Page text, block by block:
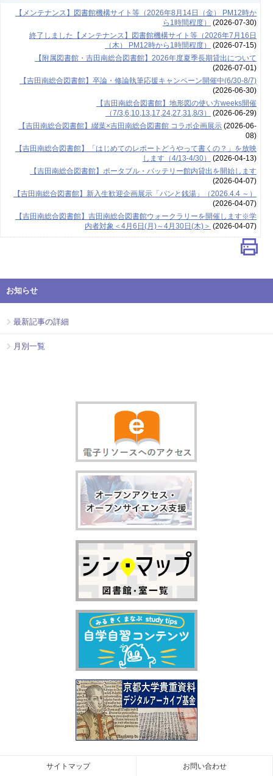
【メンテナンス】図書館機構サイト等（2026年8月14日（金） PM12時か
ら1時間程度）
(2026-07-30)
終了しました【メンテナンス】図書館機構サイト等（2026年7月16日
（木） PM12時から1時間程度）
(2026-07-15)
【附属図書館・吉田南総合図書館】2026年度夏季長期貸出について
(2026-07-01)
【吉田南総合図書館】卒論・修論執筆応援キャンペーン開催中(6/30-8/7)
(2026-06-30)
【吉田南総合図書館】地形図の使い方weeks開催
（7/3,6,10,13,17,24,27,31,8/3）
(2026-06-29)
【吉田南総合図書館】綴葉×吉田南総合図書館 コラボ企画展示(2026-06-
08)
【吉田南総合図書館】「はじめてのレポートどうやって書くの？」を放映
します（4/13-4/30）
(2026-04-13)
【吉田南総合図書館】ポータブル・バッテリー館内貸出を開始します
(2026-04-07)
【吉田南総合図書館】新入生歓迎企画展示「パンと銭湯」（2026.4.4 ～）
(2026-04-07)
【吉田南総合図書館】吉田南総合図書館ウォークラリーを開催します※学
内者対象＜4月6日(月)～4月30日(木)＞ (2026-04-07)
お知らせ
最新記事の詳細
月別一覧
お問い合わせ
サイトマップ